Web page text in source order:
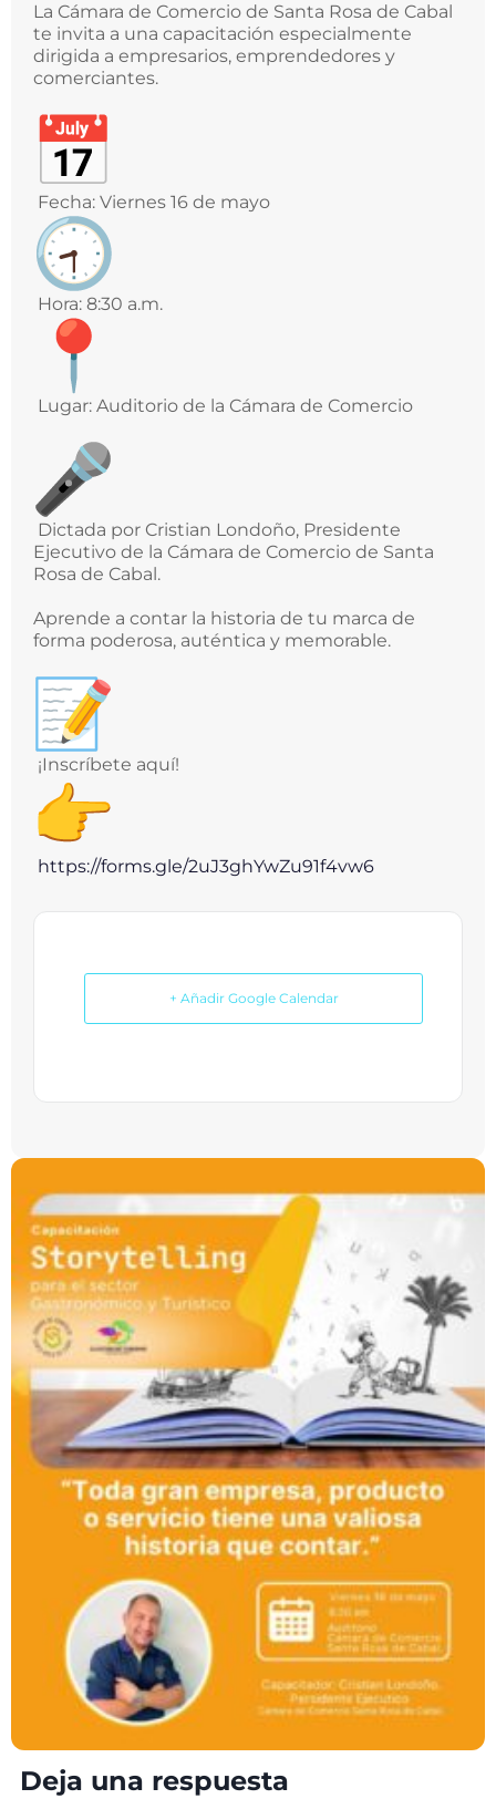
La Cámara de Comercio de Santa Rosa de Cabal
te invita a una capacitación especialmente
dirigida a empresarios, emprendedores y
comerciantes.
Fecha: Viernes 16 de mayo
Hora: 8:30 a.m.
Lugar: Auditorio de la Cámara de Comercio
Dictada por Cristian Londoño, Presidente
Ejecutivo de la Cámara de Comercio de Santa
Rosa de Cabal.
Aprende a contar la historia de tu marca de
forma poderosa, auténtica y memorable.
¡Inscríbete aquí!
https://forms.gle/2uJ3ghYwZu91f4vw6
+ Añadir Google Calendar
Deja una respuesta